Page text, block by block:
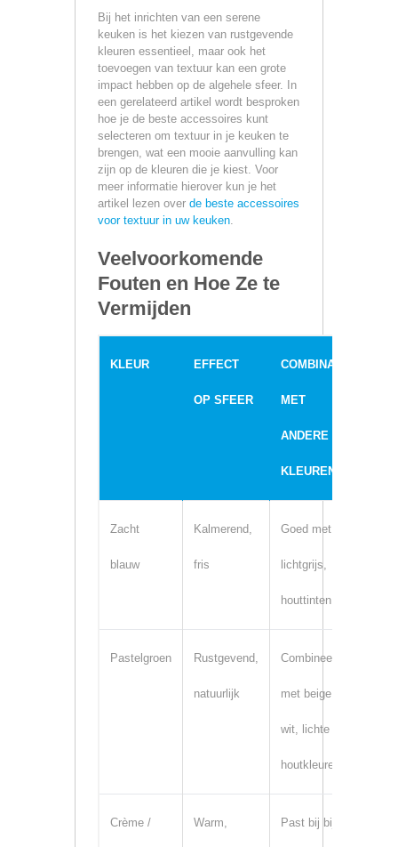
Bij het inrichten van een serene
keuken is het kiezen van rustgevende
kleuren essentieel, maar ook het
toevoegen van textuur kan een grote
impact hebben op de algehele sfeer. In
een gerelateerd artikel wordt besproken
hoe je de beste accessoires kunt
selecteren om textuur in je keuken te
brengen, wat een mooie aanvulling kan
zijn op de kleuren die je kiest. Voor
meer informatie hierover kun je het
artikel lezen over de beste accessoires
voor textuur in uw keuken.
Veelvoorkomende
Fouten en Hoe Ze te
Vermijden
KLEUR EFFECT
OP SFEER
COMBINATIE
MET
ANDERE
KLEUREN
Zacht
blauw
Kalmerend,
fris
Goed met wit,
lichtgrijs,
houttinten
Pastelgroen Rustgevend,
natuurlijk
Combineert
met beige,
wit, lichte
houtkleuren
Crème / Warm, Past bij bijna